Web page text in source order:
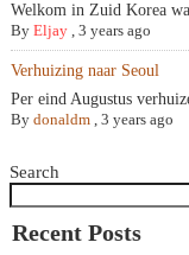
Welkom in Zuid Korea
By Eljay , 3 years ago
Verhuizing naar Seoul
Per eind Augustus
By donaldm , 3 years ago
Search
Recent Posts